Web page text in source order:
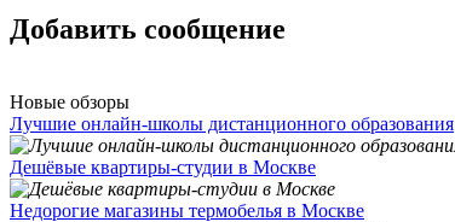
Добавить сообщение
Новые обзоры
Лучшие онлайн-школы дистанционного образования
Дешёвые квартиры-студии в Москве
Недорогие магазины термобелья в Москве